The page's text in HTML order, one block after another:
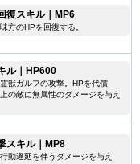
復スキル｜MP6
方のHPを回復する。
ル｜HP600
獣ガルフの攻撃。HPを代償
の敵に無属性のダメージを与え
スキル｜MP8
動遅延を伴うダメージを与え